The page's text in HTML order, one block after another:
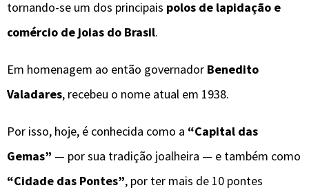
tornando-se um dos principais polos de lapidação e
comércio de joias do Brasil.
Em homenagem ao então governador Benedito
Valadares, recebeu o nome atual em 1938.
Por isso, hoje, é conhecida como a “Capital das
Gemas” — por sua tradição joalheira — e também como
“Cidade das Pontes”, por ter mais de 10 pontes